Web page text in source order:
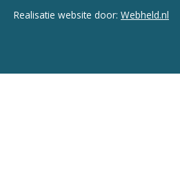
Realisatie website door: Webheld.nl